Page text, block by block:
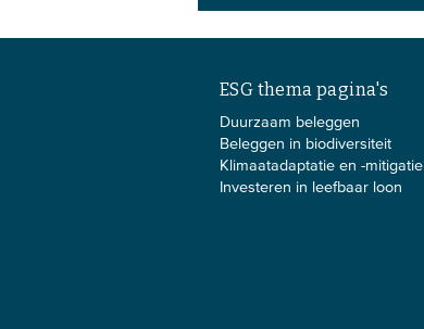
ESG thema pagina's
Duurzaam beleggen
Beleggen in biodiversiteit
Klimaatadaptatie en -mitigatie
Investeren in leefbaar loon